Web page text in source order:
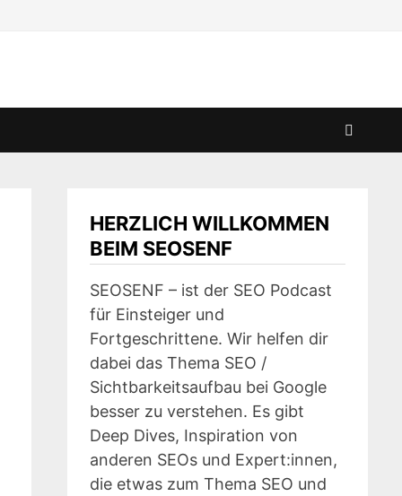
HERZLICH WILLKOMMEN
BEIM SEOSENF
SEOSENF – ist der SEO Podcast
für Einsteiger und
Fortgeschrittene. Wir helfen dir
dabei das Thema SEO /
Sichtbarkeitsaufbau bei Google
besser zu verstehen. Es gibt
Deep Dives, Inspiration von
anderen SEOs und Expert:innen,
die etwas zum Thema SEO und